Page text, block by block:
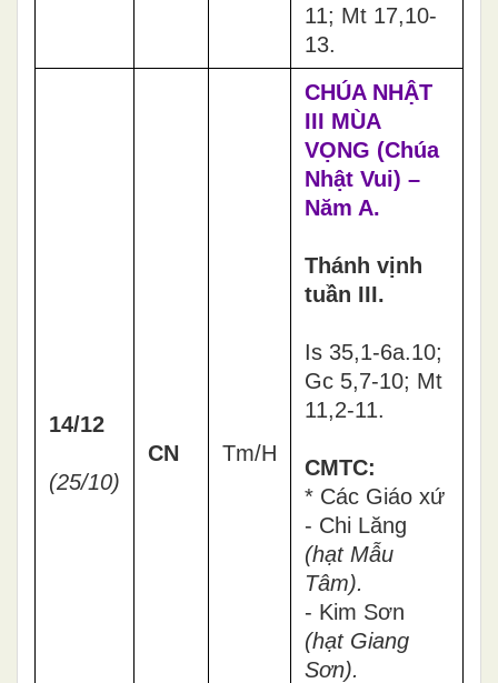
11; Mt 17,10-
13.
14/12
(25/10)
CN Tm/H
CHÚA NHẬT
III MÙA
VỌNG (Chúa
Nhật Vui) –
Năm A.
Thánh vịnh
tuần III.
Is 35,1-6a.10;
Gc 5,7-10; Mt
11,2-11.
CMTC:
* Các Giáo xứ
- Chi Lăng
(hạt Mẫu
Tâm).
- Kim Sơn
(hạt Giang
Sơn).